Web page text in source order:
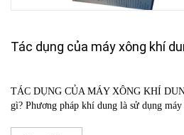
Tác dụng của máy xông khí
TÁC DỤNG CỦA MÁY XÔNG KHÍ
gì? Phương pháp khí dung là sử dụng